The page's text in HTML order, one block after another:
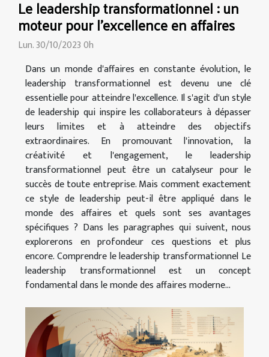
Le leadership transformationnel : un
moteur pour l'excellence en affaires
Lun. 30/10/2023 0h
Dans un monde d'affaires en constante évolution, le
leadership transformationnel est devenu une clé
essentielle pour atteindre l'excellence. Il s'agit d'un style
de leadership qui inspire les collaborateurs à dépasser
leurs limites et à atteindre des objectifs
extraordinaires. En promouvant l'innovation, la
créativité et l'engagement, le leadership
transformationnel peut être un catalyseur pour le
succès de toute entreprise. Mais comment exactement
ce style de leadership peut-il être appliqué dans le
monde des affaires et quels sont ses avantages
spécifiques ? Dans les paragraphes qui suivent, nous
explorerons en profondeur ces questions et plus
encore. Comprendre le leadership transformationnel Le
leadership transformationnel est un concept
fondamental dans le monde des affaires moderne...